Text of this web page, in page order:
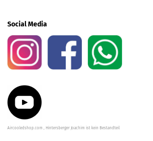
Social Media
Aircooledshop.com , Hintersberger Joachim ist kein Bestandteil